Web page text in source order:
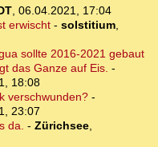
, 06.04.2021, 17:04
erwischt- solstitium,
sollte 2016-2021 gebaut
das Ganze auf Eis. -
18:08
verschwunden?-
23:07
da. - Zürichsee,